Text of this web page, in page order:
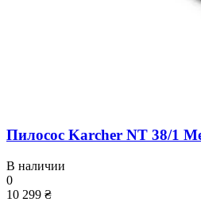
Пилосос Karcher NT 38/1
В наличии
0
10 299 ₴